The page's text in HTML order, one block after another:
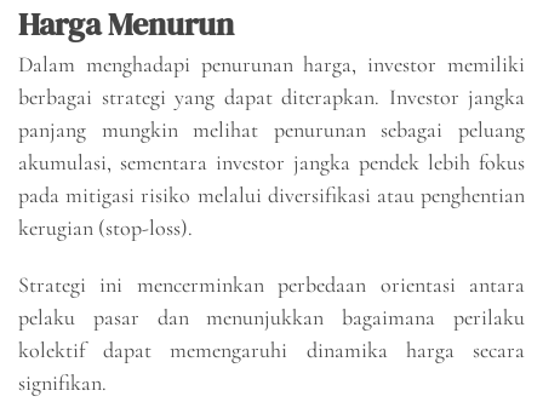
Harga Menurun
Dalam menghadapi penurunan harga, investor memiliki
berbagai strategi yang dapat diterapkan. Investor jangka
panjang mungkin melihat penurunan sebagai peluang
akumulasi, sementara investor jangka pendek lebih fokus
pada mitigasi risiko melalui diversifikasi atau penghentian
kerugian (stop-loss).
Strategi ini mencerminkan perbedaan orientasi antara
pelaku pasar dan menunjukkan bagaimana perilaku
kolektif dapat memengaruhi dinamika harga secara
signifikan.